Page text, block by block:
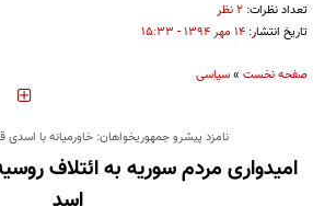
تعداد نظرات: ۲ نظر
تاریخ انتشار: ۱۴ مهر ۱۳۹۴ - ۱۵:۳۳
صفحه نخست »سیاسی
نامزد پيشرو جمهوريخواهان: خاورميانه با اسدی
امیدواری مردم سوریه به ائتلاف
اسد